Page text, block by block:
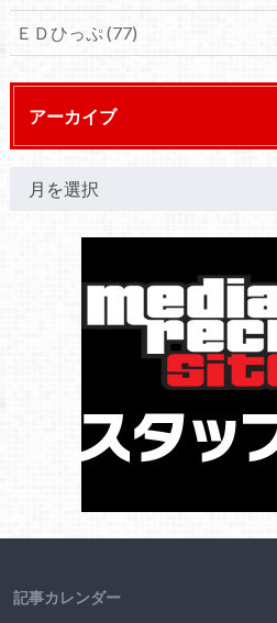
ＥＤひっぷ(77)
アーカイブ
記事カレンダー